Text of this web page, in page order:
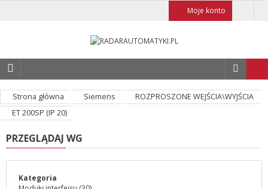
Moje konto
Strona główna Siemens
ROZPROSZONE WEJŚCIA\WYJŚCIA
ET 200SP (IP 20)
PRZEGLĄDAJ WG
Kategoria